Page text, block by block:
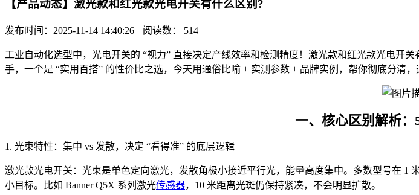
【产品动态】激光款和红光款光电开关有什么区别?
发布时间：2025-11-14 14:40:26 阅读数： 514
工业自动化选型中，光电开关的 “视力” 直接决定产线效率和检测精度！激光款和红光款光电
手，一个是 “实用百搭” 的性价比之选，今天用通俗比喻 + 实测参数 + 品牌实例，帮你彻底分清，
一、核心区别解析
1. 光束特性：集中 vs 发散，决定 “看得准” 的底层逻辑
激光款光电开关：光束是单色定向激光，发散角极小接近平行光，能量高度集中。多数型号在 1
小目标。比如 Banner Q5X 系列激光传感器，10 米距离光斑仍保持紧凑，不会明显扩散。